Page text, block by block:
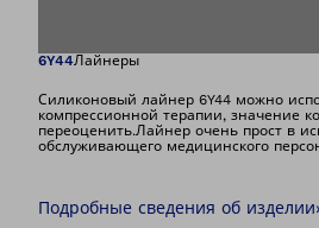
6Y44Лайнеры
Силиконовый лайнер 6Y44 можно
компрессионной терапии, значение
переоценить.Лайнер очень прост в
обслуживающего медицинского
пациентов.Гигиеническая обработка
Подробные сведения об изделии›